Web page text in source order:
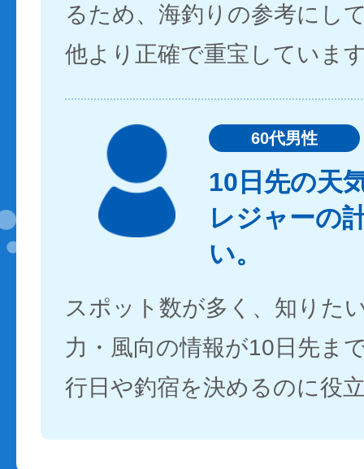
るため、海釣りの参考にし
他より正確で重宝していま
60代男性
10日先の天
レジャーの
い。
スポット数が多く、知りた
力・風向の情報が10日先ま
行日や釣宿を決めるのに役